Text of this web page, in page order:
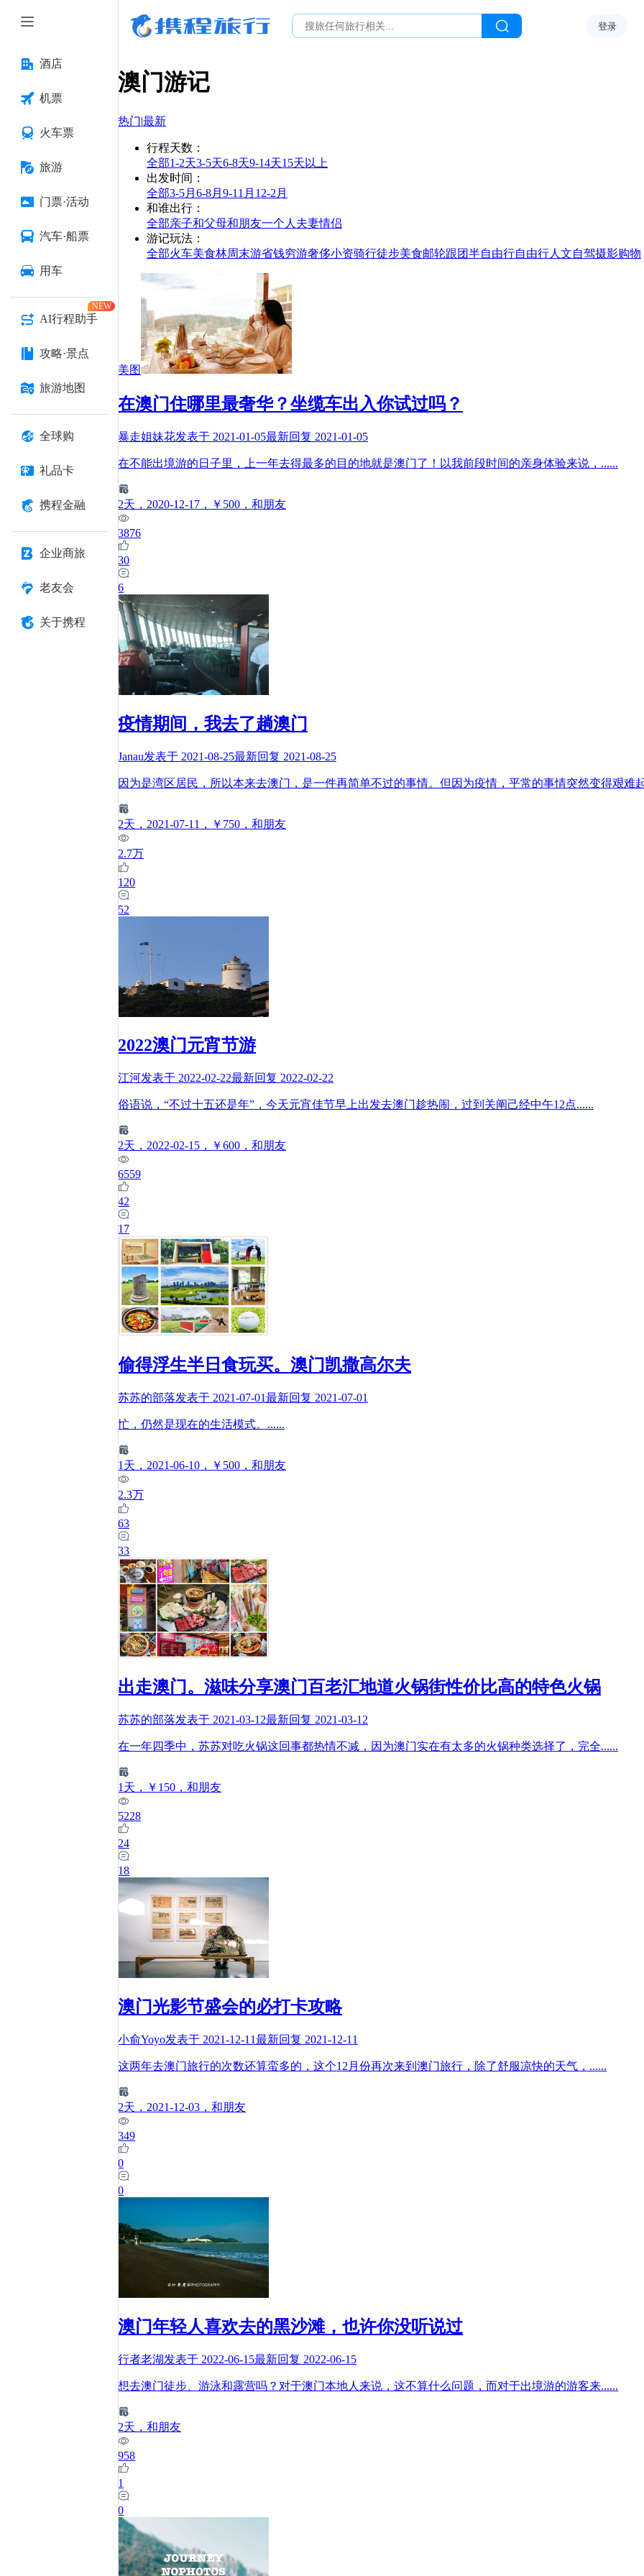
酒店
机票
火车票
旅游
门票·活动
汽车·船票
用车
AI行程助手
NEW
攻略·景点
旅游地图
全球购
礼品卡
携程金融
企业商旅
老友会
关于携程
登录
澳门游记
热门|最新
行程天数 ：
全部1-2天3-5天6-8天9-14天15天以上
出发时间 ：
全部3-5月 6-8月 9-11月 12-2月
和谁出行 ：
全部亲子和父母和朋友一个人 夫妻情侣
游记玩法 ：
全部火车美食林周末游省钱穷游奢侈小资骑行徒步美食邮轮跟团半自由行自由行人文自驾摄影购物
美图
在澳门住哪里最奢华？坐缆车出入你试过吗？
暴走姐妹花发表于 2021-01-05最新回复 2021-01-05
在不能出境游的日子里，上一年去得最多的目的地就是澳门了！以我前段时间的亲身体验来说， ......
2天 ，2020-12-17 ，￥500 ，和朋友
3876
30
6
疫情期间，我去了趟澳门
Janau发表于 2021-08-25最新回复 2021-08-25
因为是湾区居民，所以本来去澳门，是一件再简单不过的事情。但因为疫情，平常的事情突然变得艰难
2天 ，2021-07-11 ，￥750 ，和朋友
2.7万
120
52
2022澳门元宵节游
江河发表于 2022-02-22最新回复 2022-02-22
俗语说，“不过十五还是年”，今天元宵佳节早上出发去澳门趁热闹，过到关阐己经中午12点......
2天 ，2022-02-15 ，￥600 ，和朋友
6559
42
17
偷得浮生半日食玩买。澳门凯撒高尔夫
苏苏的部落发表于 2021-07-01最新回复 2021-07-01
忙，仍然是现在的生活模式。 ......
1 天 ，2021-06-10 ，￥500 ，和朋友
2.3万
63
33
出走澳门。滋味分享澳门百老汇地道火锅街性价比高的特色火锅
苏苏的部落发表于 2021-03-12最新回复 2021-03-12
在一年四季中，苏苏对吃火锅这回事都热情不减，因为澳门实在有太多的火锅种类选择了，完全......
1 天 ，￥150 ，和朋友
5228
24
18
澳门光影节盛会的必打卡攻略
小俞Yoyo发表于 2021-12-11最新回复 2021-12-11
这两年去澳门旅行的次数还算蛮多的，这个12月份再次来到澳门旅行，除了舒服凉快的天气， ......
2天 ，2021-12-03 ，和朋友
349
0
0
澳门年轻人喜欢去的黑沙滩，也许你没听说过
行者老湖发表于 2022-06-15最新回复 2022-06-15
想去澳门徒步、游泳和露营吗？对于澳门本地人来说，这不算什么问题，而对于出境游的游客来......
2天 ，和朋友
958
1
0